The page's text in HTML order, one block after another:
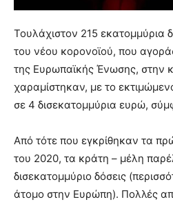
Τουλάχιστον 215 εκατομμύρια
του νέου κορονοϊού, που
της Ευρωπαϊκής Ένωσης, στην
χαραμίστηκαν, με το
σε 4 δισεκατομμύρια ευρώ,
Από τότε που εγκρίθηκαν τα
του 2020, τα κράτη – μέλη
δισεκατομμύριο δόσεις
άτομο στην Ευρώπη). Πολλές